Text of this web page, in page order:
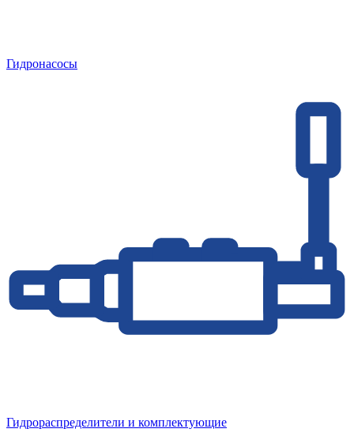
Гидронасосы
Гидрораспределители и комплектующие